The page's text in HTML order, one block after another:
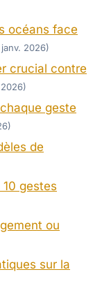
océans face
2026)
crucial contre
geste
de
gestes
ou
sur la